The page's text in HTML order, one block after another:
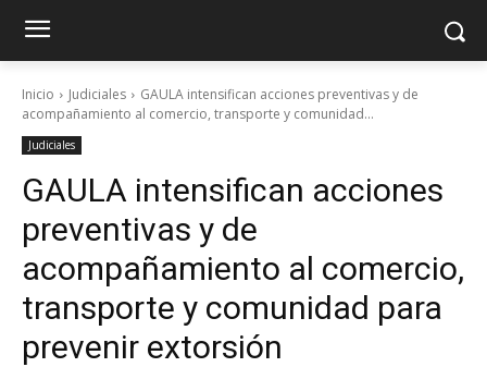
Inicio Judiciales
GAULA intensifican acciones preventivas y de
acompañamiento al comercio, transporte y comunidad...
Judiciales
GAULA intensifican acciones
preventivas y de
acompañamiento al comercio,
transporte y comunidad para
prevenir extorsión